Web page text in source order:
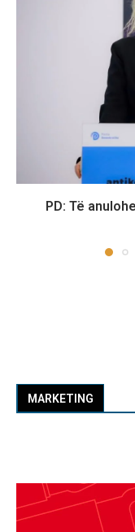
PD: Të
MARKETING